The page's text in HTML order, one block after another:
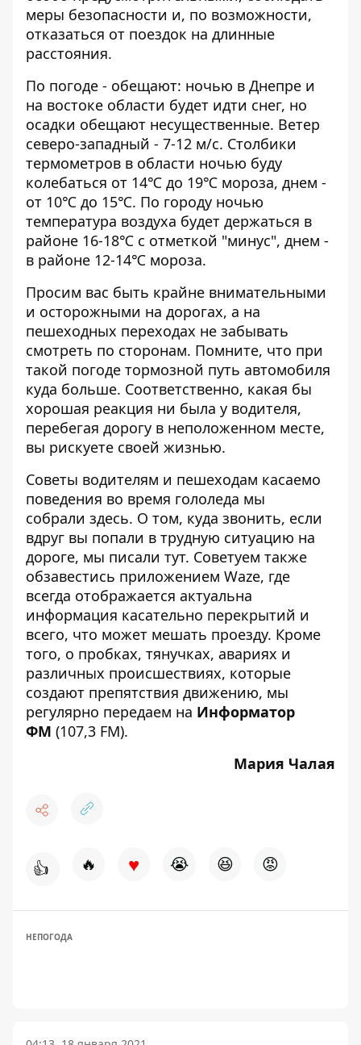
меры безопасности и, по возможности,
отказаться от поездок на длинные
расстояния.
По погоде - обещают: ночью в Днепре и
на востоке области будет идти снег, но
осадки обещают несущественные. Ветер
северо-западный - 7-12 м/с. Столбики
термометров в области ночью буду
колебаться от 14℃ до 19℃ мороза, днем -
от 10℃ до 15℃. По городу ночью
температура воздуха будет держаться в
районе 16-18℃ с отметкой "минус", днем -
в районе 12-14℃ мороза.
Просим вас быть крайне внимательными
и осторожными на дорогах, а на
пешеходных переходах не забывать
смотреть по сторонам. Помните, что при
такой погоде тормозной путь автомобиля
куда больше. Соответственно, какая бы
хорошая реакция ни была у водителя,
перебегая дорогу в неположенном месте,
вы рискуете своей жизнью.
Советы водителям и пешеходам касаемо
поведения во время гололеда мы
собрали здесь. О том, куда звонить, если
вдруг вы попали в трудную ситуацию на
дороге, мы писали тут. Советуем также
обзавестись приложением Waze, где
всегда отображается актуальна
информация касательно перекрытий и
всего, что может мешать проезду. Кроме
того, о пробках, тянучках, авариях и
различных происшествиях, которые
создают препятствия движению, мы
регулярно передаем на Информатор
ФМ (107,3 FM).
Мария Чалая
👍 🔥 ♥ 😭 😆 😡
НЕПОГОДА